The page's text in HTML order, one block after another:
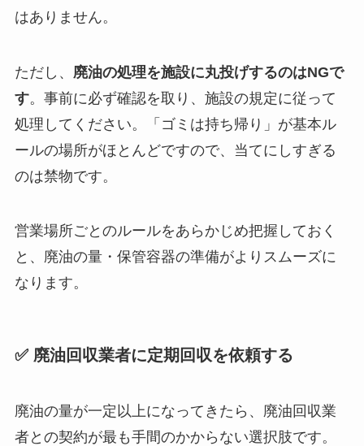
はありません。
ただし、 廃油の処理を施設に丸投げするのはNGで
す。事前に必ず確認を取り、施設の規定に従って
処理してください。「ゴミは持ち帰り」が基本ル
ールの場所がほとんどですので、当てにしすぎる
のは禁物です。
営業場所ごとのルールをあらかじめ把握しておく
と、廃油の量・保管容器の準備がよりスムーズに
なります。
✅ 廃油回収業者に定期回収を依頼する
廃油の量が一定以上になってきたら、廃油回収業
者との契約が最も手間のかからない選択肢です。